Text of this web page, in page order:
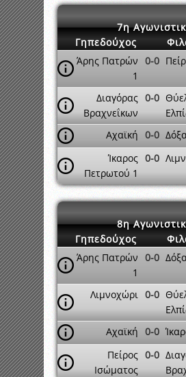
7η
Γηπεδούχος
Άρης Πατρών
1
0-0
Διαγόρας
Βραχνεΐκων
0-0
Αχαϊκή 0-0
Ίκαρος
Πετρωτού 1
0-0
8η
Γηπεδούχος
Άρης Πατρών
1
0-0
Λιμνοχώρι 0-0
Αχαϊκή 0-0
Πείρος
Ισώματος
0-0